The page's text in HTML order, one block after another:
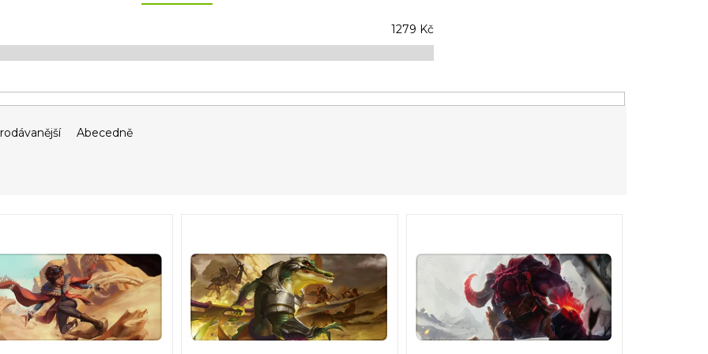
1279 Kč
Abecedně